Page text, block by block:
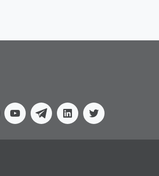
YoutubeTelegramLinkedinTwitter